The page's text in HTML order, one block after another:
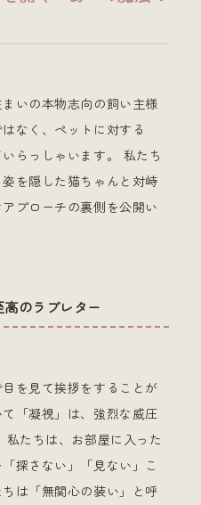
いの本物志向の飼い主様
なく、ペットに対する
らっしゃいます。 私たち
姿を隠した猫ちゃんと対峙
プローチの裏側を公開い
のラブレター
を見て挨拶をすることが
「凝視」は、強烈な威圧
たちは、お部屋に入った
探さない」「見ない」こ
は「無関心の装い」と呼